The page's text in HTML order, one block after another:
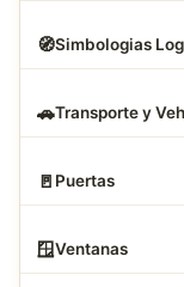
🧭Simbologias
🚗Transporte y
🚪 Puertas
🪟Ventanas